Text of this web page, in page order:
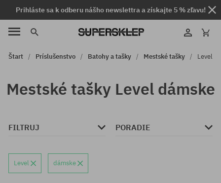
Prihláste sa k odberu nášho newslettra a získajte 5 % zľavu!
Štart Príslušenstvo Batohy a tašky Mestské tašky Level
Mestské tašky Level dámske
FILTRUJ PORADIE
Level dámske